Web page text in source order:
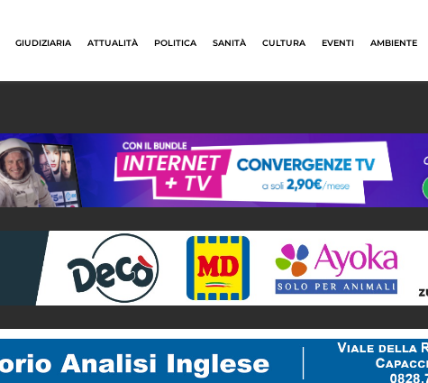
GIUDIZIARIA ATTUALITÀ POLITICA SANITÀ CULTURA EVENTI AMBIENTE